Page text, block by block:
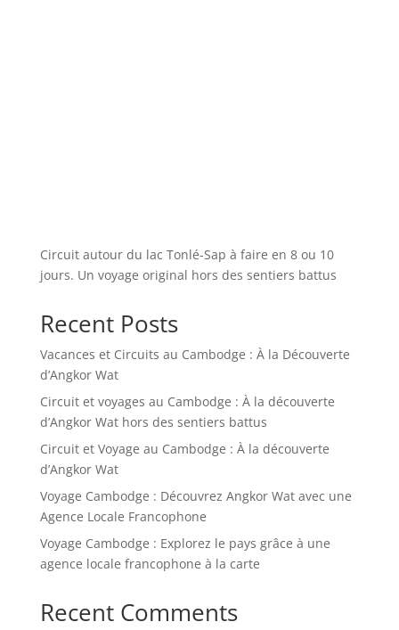
Circuit autour du lac Tonlé-Sap à faire en 8 ou 10
jours. Un voyage original hors des sentiers battus
Recent Posts
Vacances et Circuits au Cambodge : À la Découverte
d’Angkor Wat
Circuit et voyages au Cambodge : À la découverte
d’Angkor Wat hors des sentiers battus
Circuit et Voyage au Cambodge : À la découverte
d’Angkor Wat
Voyage Cambodge : Découvrez Angkor Wat avec une
Agence Locale Francophone
Voyage Cambodge : Explorez le pays grâce à une
agence locale francophone à la carte
Recent Comments